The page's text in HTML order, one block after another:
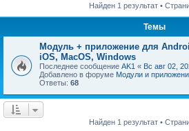
Найден 1 результат •
Темы
Модуль + приложение для
iOS, MacOS, Windows
Последнее сообщение AK1 « Вс авг 02,
Добавлено в форуме Модули и
Ответы: 68
Найден 1 результат •